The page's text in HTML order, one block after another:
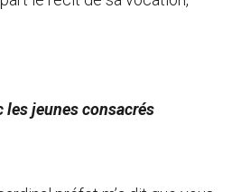
les jeunes consacrés